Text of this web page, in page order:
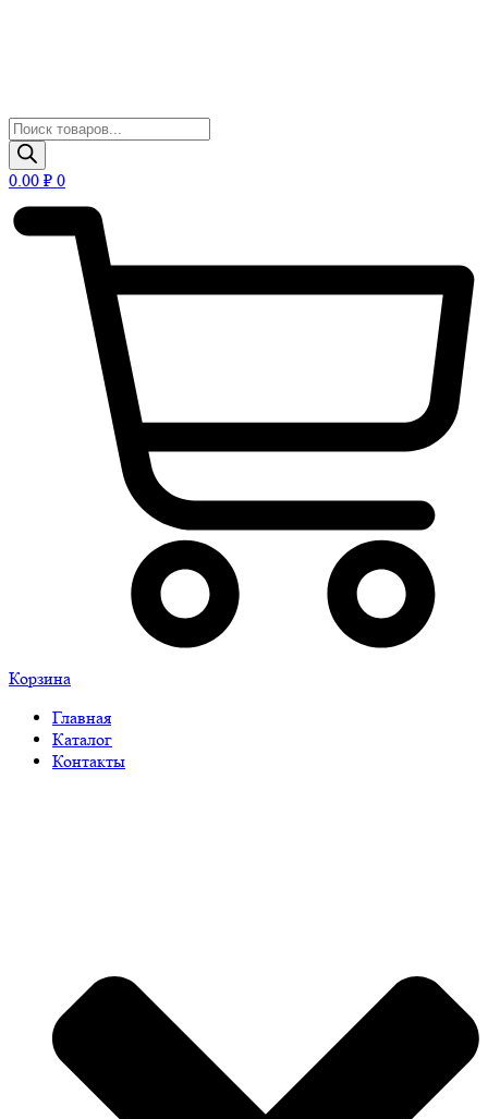
Поиск
товаров
0.00 ₽ 0
Корзина
Главная
Каталог
Контакты